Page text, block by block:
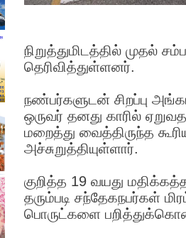
நிறுத்துமிடத்தில் முதல்
தெரிவித்துள்ளனர்.
நண்பர்களுடன் சிறப்பு
ஒருவர் தனது காரில்
மறைத்து வைத்திருந்த
அச்சுறுத்தியுள்ளார்.
குறித்த 19 வயது
தரும்படி சந்தேகநபர்கள்
பொருட்களை